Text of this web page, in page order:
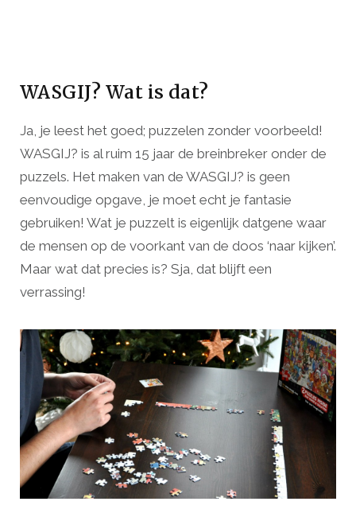
WASGIJ? Wat is dat?
Ja, je leest het goed; puzzelen zonder voorbeeld!
WASGIJ? is al ruim 15 jaar de breinbreker onder de
puzzels. Het maken van de WASGIJ? is geen
eenvoudige opgave, je moet echt je fantasie
gebruiken! Wat je puzzelt is eigenlijk datgene waar
de mensen op de voorkant van de doos ‘naar kijken’.
Maar wat dat precies is? Sja, dat blijft een
verrassing!